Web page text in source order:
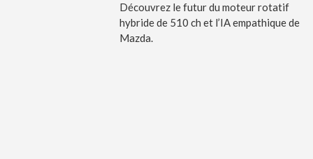
Découvrez le futur du moteur rotatif
hybride de 510 ch et l’IA empathique de
Mazda.